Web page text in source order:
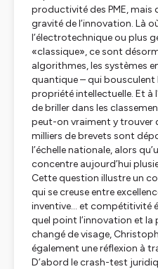
productivité des PME, mais
gravité de l’innovation. Là
l’électrotechnique ou plus
«classique», ce sont
algorithmes, les systèmes
quantique – qui bousculent
propriété intellectuelle. Et à
de briller dans les
peut-on vraiment y trouver
milliers de brevets sont
l’échelle nationale, alors
concentre aujourd’hui
Cette question illustre un
qui se creuse entre
inventive… et compétitivité
quel point l’innovation et
changé de visage,
également une réflexion à
D’abord le crash-test